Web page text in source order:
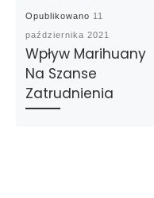
Opublikowano 11
października 2021
Wpływ Marihuany
Na Szanse
Zatrudnienia